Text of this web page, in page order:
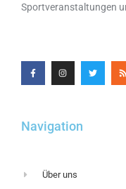
Sportveranstaltungen
Navigation
Über uns